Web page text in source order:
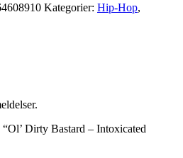
Kategorier: Hip-Hop,
Dirty Bastard – Intoxicated